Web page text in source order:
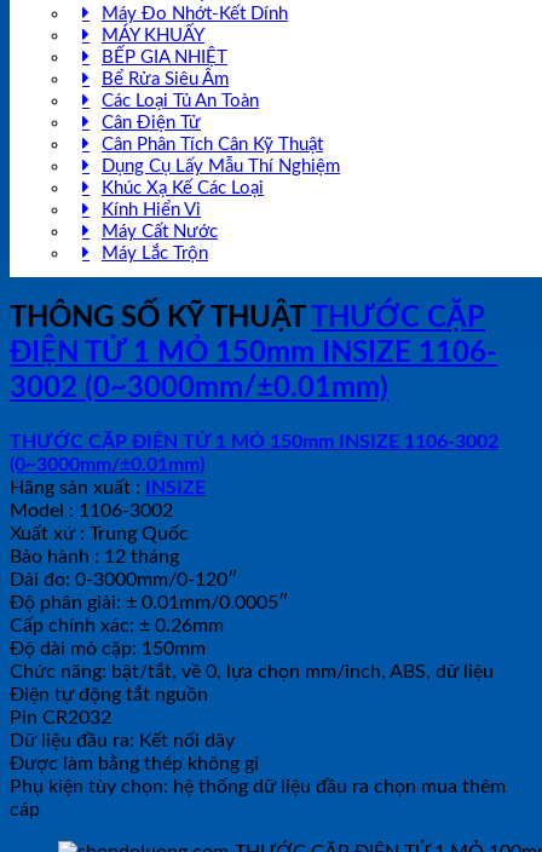
Máy Đo Nhớt-Kết Dính
MÁY KHUẤY
BẾP GIA NHIỆT
Bể Rửa Siêu Âm
Các Loại Tủ An Toàn
Cân Điện Tử
Cân Phân Tích Cân Kỹ Thuật
Dụng Cụ Lấy Mẫu Thí Nghiệm
Khúc Xạ Kế Các Loại
Kính Hiển Vi
Máy Cất Nước
Máy Lắc Trộn
THÔNG SỐ KỸ THUẬT THƯỚC CẶP
ĐIỆN TỬ 1 MỎ 150mm INSIZE 1106-
3002 (0~3000mm/±0.01mm)
THƯỚC CẶP ĐIỆN TỬ 1 MỎ 150mm INSIZE 1106-3002
(0~3000mm/±0.01mm)
Hãng sản xuất : INSIZE
Model : 1106-3002
Xuất xứ : Trung Quốc
Bảo hành : 12 tháng
Dải đo: 0-3000mm/0-120″
Độ phân giải: ± 0.01mm/0.0005″
Cấp chính xác: ± 0.26mm
Độ dài mỏ cặp: 150mm
Chức năng: bật/tắt, về 0, lựa chọn mm/inch, ABS, dữ liệu
Điện tự động tắt nguồn
Pin CR2032
Dữ liệu đầu ra: Kết nối dây
Được làm bằng thép không gỉ
Phụ kiện tùy chọn: hệ thống dữ liệu đầu ra chọn mua thêm
cáp